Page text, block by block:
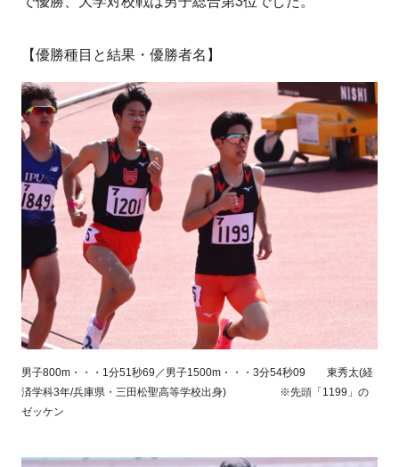
【優勝種目と結果・優勝者名】
男子800m・・・1分51秒69／男子1500m・・・3分54秒09 東秀太(経
済学科3年/兵庫県・三田松聖高等学校出身) ※先頭「1199」の
ゼッケン